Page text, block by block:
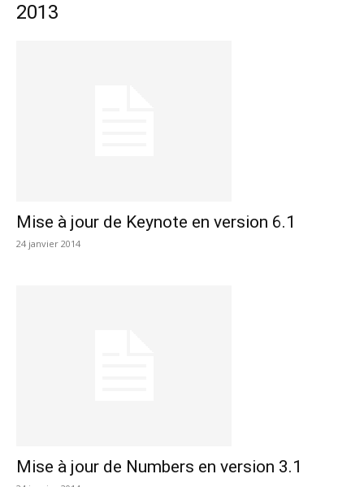
2013
Mise à jour de Keynote en version 6.1
24 janvier 2014
Mise à jour de Numbers en version 3.1